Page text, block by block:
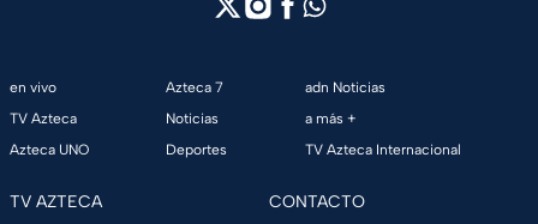
en vivo
TV Azteca
Azteca UNO
Azteca 7
Noticias
Deportes
adn Noticias
a más +
TV Azteca Internacional
TV AZTECA CONTACTO